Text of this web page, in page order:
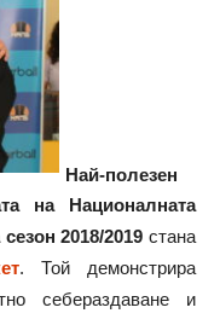
Най-полезен
на Националната
2018/2019 стана
. Той демонстрира
себераздаване и